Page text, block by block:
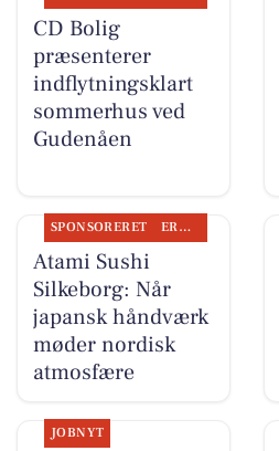
CD Bolig
præsenterer
indflytningsklart
sommerhus ved
Gudenåen
SPONSORERET ERHVERV
Atami Sushi
Silkeborg: Når
japansk håndværk
møder nordisk
atmosfære
JOBNYT